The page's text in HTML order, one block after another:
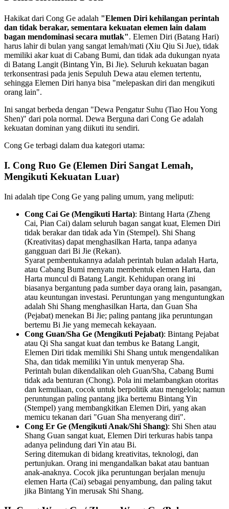
Hakikat dari Cong Ge adalah "Elemen Diri kehilangan perintah
dan tidak berakar, sementara kekuatan elemen lain dalam
bagan mendominasi secara mutlak". Elemen Diri (Batang Hari)
harus lahir di bulan yang sangat lemah/mati (Xiu Qiu Si Jue), tidak
memiliki akar kuat di Cabang Bumi, dan tidak ada dukungan nyata
di Batang Langit (Bintang Yin, Bi Jie). Seluruh kekuatan bagan
terkonsentrasi pada jenis Sepuluh Dewa atau elemen tertentu,
sehingga Elemen Diri hanya bisa "melepaskan diri dan mengikuti
orang lain".
Ini sangat berbeda dengan "Dewa Pengatur Suhu (Tiao Hou Yong
Shen)" dari pola normal. Dewa Berguna dari Cong Ge adalah
kekuatan dominan yang diikuti itu sendiri.
Cong Ge terbagi dalam dua kategori utama:
I. Cong Ruo Ge (Elemen Diri Sangat Lemah,
Mengikuti Kekuatan Luar)
Ini adalah tipe Cong Ge yang paling umum, yang meliputi:
Cong Cai Ge (Mengikuti Harta): Bintang Harta (Zheng
Cai, Pian Cai) dalam seluruh bagan sangat kuat, Elemen Diri
tidak berakar dan tidak ada Yin (Stempel). Shi Shang
(Kreativitas) dapat menghasilkan Harta, tanpa adanya
gangguan dari Bi Jie (Rekan).
Syarat pembentukannya adalah perintah bulan adalah Harta,
atau Cabang Bumi menyatu membentuk elemen Harta, dan
Harta muncul di Batang Langit. Kehidupan orang ini
biasanya bergantung pada sumber daya orang lain, pasangan,
atau keuntungan investasi. Peruntungan yang menguntungkan
adalah Shi Shang menghasilkan Harta, dan Guan Sha
(Pejabat) menekan Bi Jie; paling pantang jika peruntungan
bertemu Bi Jie yang memecah kekayaan.
Cong Guan/Sha Ge (Mengikuti Pejabat): Bintang Pejabat
atau Qi Sha sangat kuat dan tembus ke Batang Langit,
Elemen Diri tidak memiliki Shi Shang untuk mengendalikan
Sha, dan tidak memiliki Yin untuk menyerap Sha.
Perintah bulan dikendalikan oleh Guan/Sha, Cabang Bumi
tidak ada benturan (Chong). Pola ini melambangkan otoritas
dan kemuliaan, cocok untuk berpolitik atau mengelola; namun
peruntungan paling pantang jika bertemu Bintang Yin
(Stempel) yang membangkitkan Elemen Diri, yang akan
memicu tekanan dari "Guan Sha menyerang diri".
Cong Er Ge (Mengikuti Anak/Shi Shang): Shi Shen atau
Shang Guan sangat kuat, Elemen Diri terkuras habis tanpa
adanya pelindung dari Yin atau Bi.
Sering ditemukan di bidang kreativitas, teknologi, dan
pertunjukan. Orang ini mengandalkan bakat atau bantuan
anak-anaknya. Cocok jika peruntungan berjalan menuju
elemen Harta (Cai) sebagai penyambung, dan paling takut
jika Bintang Yin merusak Shi Shang.